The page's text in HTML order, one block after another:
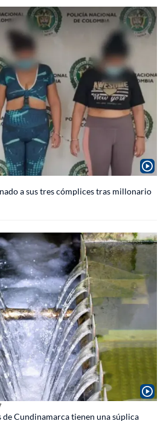
a sus tres cómplices tras millonario
Cundinamarca tienen una súplica